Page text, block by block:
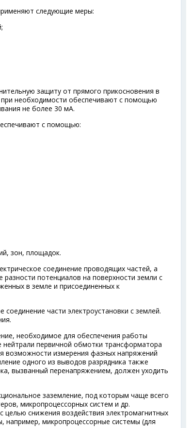
следующие меры:
защиту от прямого прикосновения в
необходимости обеспечивают с помощью
не более 30 мА.
с помощью:
зон, площадок.
соединение проводящих частей, а
потенциалов на поверхности земли с
в земле и присоединенных к
части электроустановки с землей.
необходимое для обеспечения работы
нейтрали первичной обмотки трансформатора
возможности измерения фазных напряжений
одного из выводов разрядника также
вызванный перенапряжением, должен уходить
заземление, под которым чаще всего
микропроцессорных систем и др.
снижения воздействия электромагнитных
например, микропроцессорные системы (для